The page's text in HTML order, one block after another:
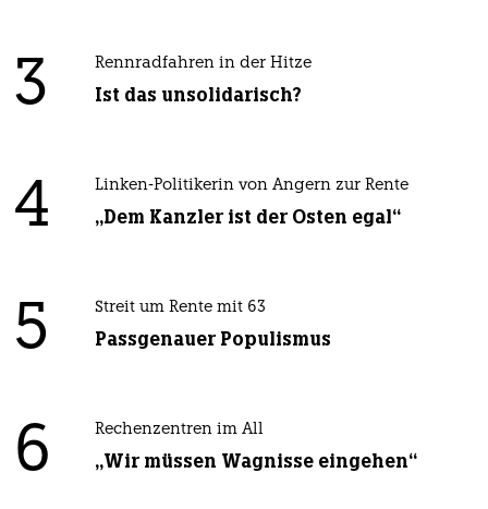
3 Rennradfahren in der Hitze
Ist das unsolidarisch?
4 Linken-Politikerin von Angern zur Rente
„Dem Kanzler ist der Osten egal“
5 Streit um Rente mit 63
Passgenauer Populismus
6 Rechenzentren im All
„Wir müssen Wagnisse eingehen“